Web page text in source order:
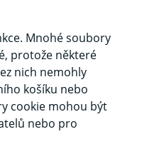
Mnohé soubory
protože některé
nich nemohly
košíku nebo
cookie mohou být
nebo pro